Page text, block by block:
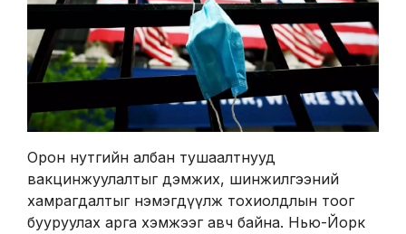
Орон нутгийн албан тушаалтнууд
вакцинжуулалтыг дэмжих, шинжилгээний
хамрагдалтыг нэмэгдүүлж тохиолдлын тоог
бууруулах арга хэмжээг авч байна. Нью-Йорк